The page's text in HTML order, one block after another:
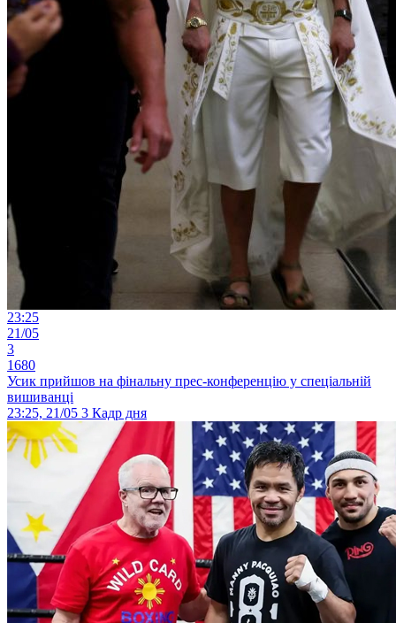
23:25
21/05
3
1680
Усик прийшов на фінальну прес-конференцію у спеціальній
вишиванці
23:25, 21/05 3 Кадр дня